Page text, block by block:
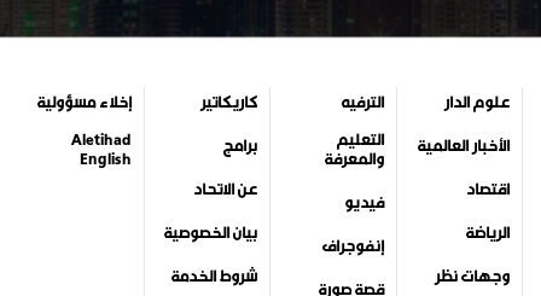
علوم الدار
الأخبار العالمية
اقتصاد
الرياضة
وجهات نظر
الترفيه
التعليم
والمعرفة
فيديو
إنفوجراف
قصة صورة
كاريكاتير
برامج
عن الاتحاد
بيان الخصوصية
شروط الخدمة
إخلاء مسؤولية
Aletihad
English